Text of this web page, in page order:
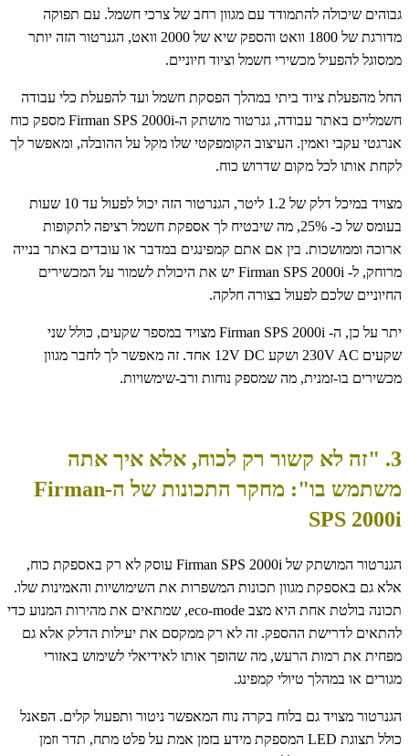
גבוהים שיכולה להתמודד עם מגוון רחב של צרכי חשמל. עם תפוקה
מדורגת של 1800 וואט והספק שיא של 2000 וואט, הגנרטור הזה יותר
ממסוגל להפעיל מכשירי חשמל וציוד חיוניים.
החל מהפעלת ציוד ביתי במהלך הפסקת חשמל ועד להפעלת כלי עבודה
חשמליים באתר עבודה, גנרטור מושתק ה-Firman SPS 2000i מספק כוח
אנרגטי עקבי ואמין. העיצוב הקומפקטי שלו מקל על ההובלה, ומאפשר לך
לקחת אותו לכל מקום שדרוש כוח.
מצויד במיכל דלק של 1.2 ליטר, הגנרטור הזה יכול לפעול עד 10 שעות
בעומס של כ- 25%, מה שיבטיח לך אספקת חשמל רציפה לתקופות
ארוכה וממושכות. בין אם אתם קמפינגים במדבר או עובדים באתר בנייה
מרוחק, ל- Firman SPS 2000i יש את היכולת לשמור על המכשירים
החיוניים שלכם לפעול בצורה חלקה.
יתר על כן, ה- Firman SPS 2000i מצויד במספר שקעים, כולל שני
שקעים 230V AC ושקע 12V DC אחד. זה מאפשר לך לחבר מגוון
מכשירים בו-זמנית, מה שמספק נוחות ורב-שימשויות.
3. "זה לא קשור רק לכוח, אלא איך אתה
משתמש בו": מחקר התכונות של ה-Firman
SPS 2000i
הגנרטור המושתק של Firman SPS 2000i עוסק לא רק באספקת כוח,
אלא גם באספקת מגוון תכונות המשפרות את השימושיות והאמינות שלו.
תכונה בולטת אחת היא מצב eco-mode, שמתאים את מהירות המנוע כדי
להתאים לדרישת ההספק. זה לא רק ממקסם את יעילות הדלק אלא גם
מפחית את רמות הרעש, מה שהופך אותו לאידיאלי לשימוש באזורי
מגורים או במהלך טיולי קמפינג.
הגנרטור מצויד גם בלוח בקרה נוח המאפשר ניטור ותפעול קלים. הפאנל
כולל תצוגת LED המספקת מידע בזמן אמת על פלט מתח, תדר וזמן